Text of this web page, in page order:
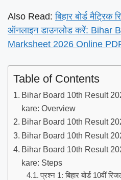
Also Read:बिहार बोर्ड
ऑनलाइन डाउनलोड करें: Bihar
Marksheet 2026 Online
Table of Contents
Bihar Board 10th Result
kare: Overview
Bihar Board 10th Result
Bihar Board 10th Result
Bihar Board 10th Result
kare: Steps
प्रश्न 1: बिहार बोर्ड 10वीं